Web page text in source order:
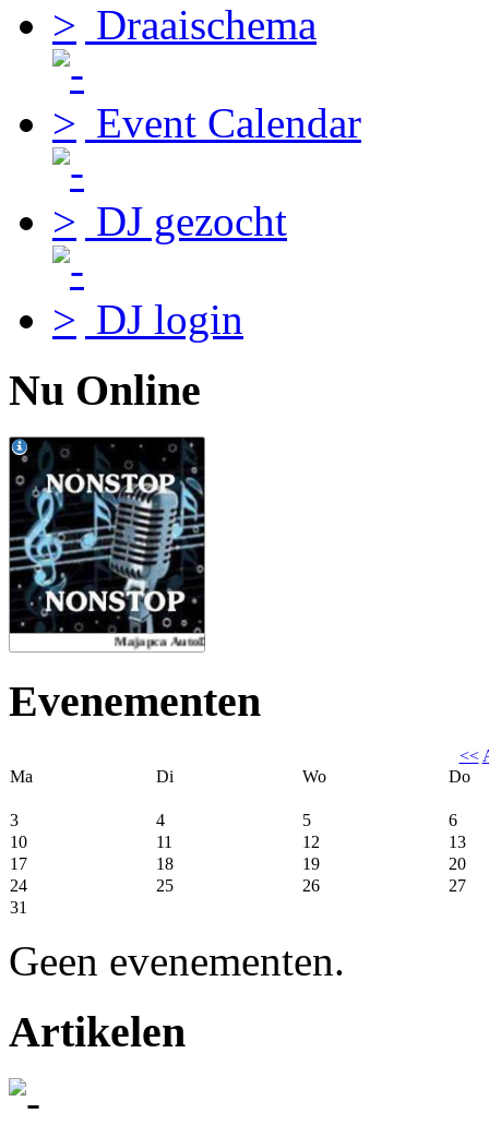
Draaischema
Event Calendar
DJ gezocht
DJ login
Nu Online
Evenementen
<<
Ma
Di Wo Do
3 4 5
6
10
11 12
13
17
18 19
20
24
25 26
27
31
Geen evenementen.
Artikelen